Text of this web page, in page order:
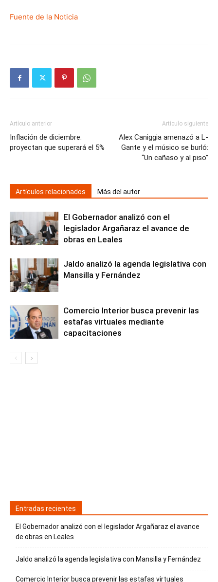
Fuente de la Noticia
Artículo anterior
Inflación de diciembre:
proyectan que superará el 5%
Artículo siguiente
Alex Caniggia amenazó a L-
Gante y el músico se burló:
“Un cañaso y al piso”
Artículos relacionados Más del autor
El Gobernador analizó con el
legislador Argañaraz el avance de
obras en Leales
Jaldo analizó la agenda legislativa con
Mansilla y Fernández
Comercio Interior busca prevenir las
estafas virtuales mediante
capacitaciones
Entradas recientes
El Gobernador analizó con el legislador Argañaraz el avance
de obras en Leales
Jaldo analizó la agenda legislativa con Mansilla y Fernández
Comercio Interior busca prevenir las estafas virtuales